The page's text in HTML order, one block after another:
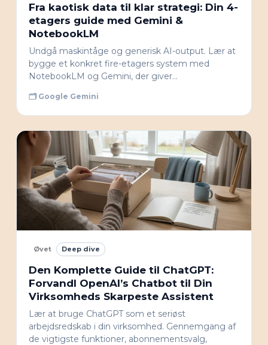
Fra kaotisk data til klar strategi: Din 4-
etagers guide med Gemini &
NotebookLM
Undgå maskintåge og generisk AI-output. Lær at
bygge et konkret fire-etagers system med
NotebookLM og Gemini, der giver…
🗂 Google Gemini
Øvet Deep dive
Den Komplette Guide til ChatGPT:
Forvandl OpenAI’s Chatbot til Din
Virksomheds Skarpeste Assistent
Lær at bruge ChatGPT som et seriøst
arbejdsredskab i din virksomhed. Gennemgang af
de vigtigste funktioner, abonnementsvalg,